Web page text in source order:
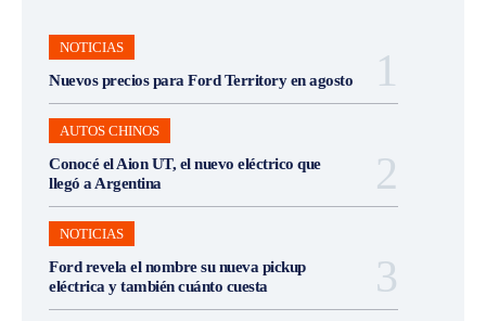
NOTICIAS
Nuevos precios para Ford Territory en agosto
AUTOS CHINOS
Conocé el Aion UT, el nuevo eléctrico que
llegó a Argentina
NOTICIAS
Ford revela el nombre su nueva pickup
eléctrica y también cuánto cuesta